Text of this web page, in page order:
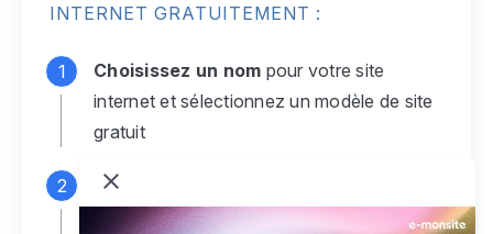
INTERNET GRATUITEMENT :
Choisissez un nom pour votre site
internet et sélectionnez un modèle de site
gratuit
Connectez-vous
monsite gratuit pour accéder à votre